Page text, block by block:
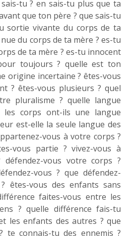
sais-tu ? en sais-tu plus que ta
que ton père ? que sais-tu
sortie vivante du corps de ta
du corps de ta mère ? es-tu
de ta mère ? es-tu innocent
toujours ? quelle est ton
origine incertaine ? êtes-vous
? êtes-vous plusieurs ? quel
pluralisme ? quelle langue
corps ont-ils une langue
est-elle la seule langue des
vous à votre corps ?
vous partie ? vivez-vous à
défendez-vous votre corps ?
vous ? que défendez-
êtes-vous des enfants sans
faites-vous entre les
? quelle différence fais-tu
les enfants des autres ? que
te connais-tu des ennemis ?